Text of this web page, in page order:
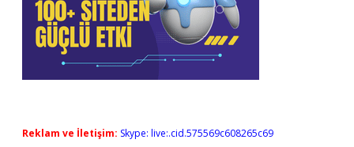
Reklam ve İletişim: Skype: live:.cid.575569c608265c69